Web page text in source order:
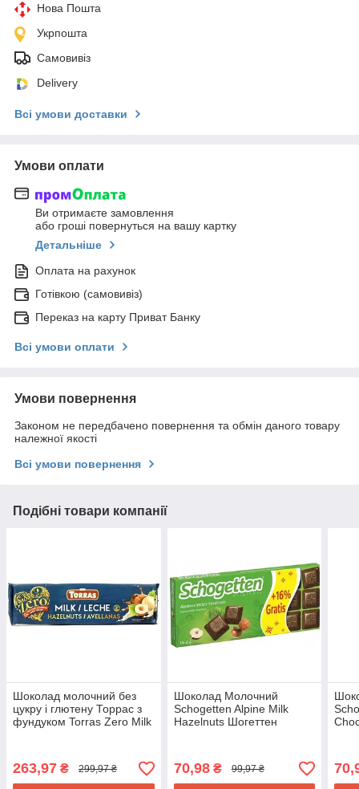
Нова Пошта
Укрпошта
Самовивіз
Delivery
Всі умови доставки
Умови оплати
Ви отримаєте замовлення
або гроші повернуться на вашу картку
Детальніше
Оплата на рахунок
Готівкою (самовивіз)
Переказ на карту Приват Банку
Всі умови оплати
Умови повернення
Законом не передбачено повернення та обмін даного товару
належної якості
Всі умови повернення
Подібні товари компанії
Шоколад молочний без
цукру і глютену Торрас з
фундуком Torras Zero Milk
263,97 ₴ 299,97 ₴
Шоколад Молочний
Schogetten Alpine Milk
Hazelnuts Шогеттен
Німеччина
70,98₴ 99,97 ₴